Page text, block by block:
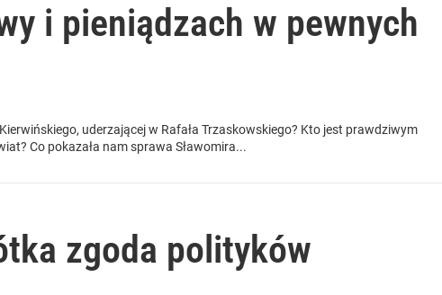
i pieniądzach w pewnych
uderzającej w Rafała Trzaskowskiego? Kto jest prawdziwym
Co pokazała nam sprawa Sławomira...
zgoda polityków